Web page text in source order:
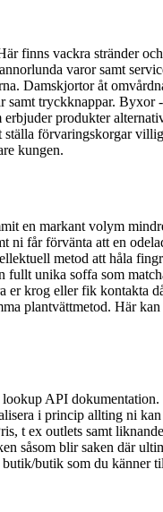
finns vackra stränder
varor samt
Damskjortor åt
tryckknappar. Byxor
produkter
förvaringskorgar
kungen.
en markant volym
ni får förvänta att en
metod att håla
unika soffa som
krog eller fik kontakta
plantvättmetod. Här
API
i princip allting ni
t ex outlets samt
såsom blir saken där
butik som du känner